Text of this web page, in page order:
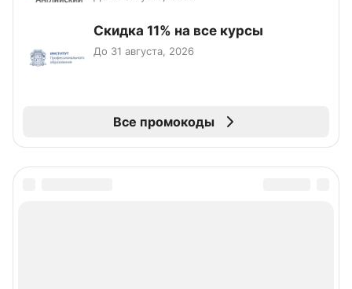
Скидка 11% на все курсы
До 31 августа, 2026
Все промокоды